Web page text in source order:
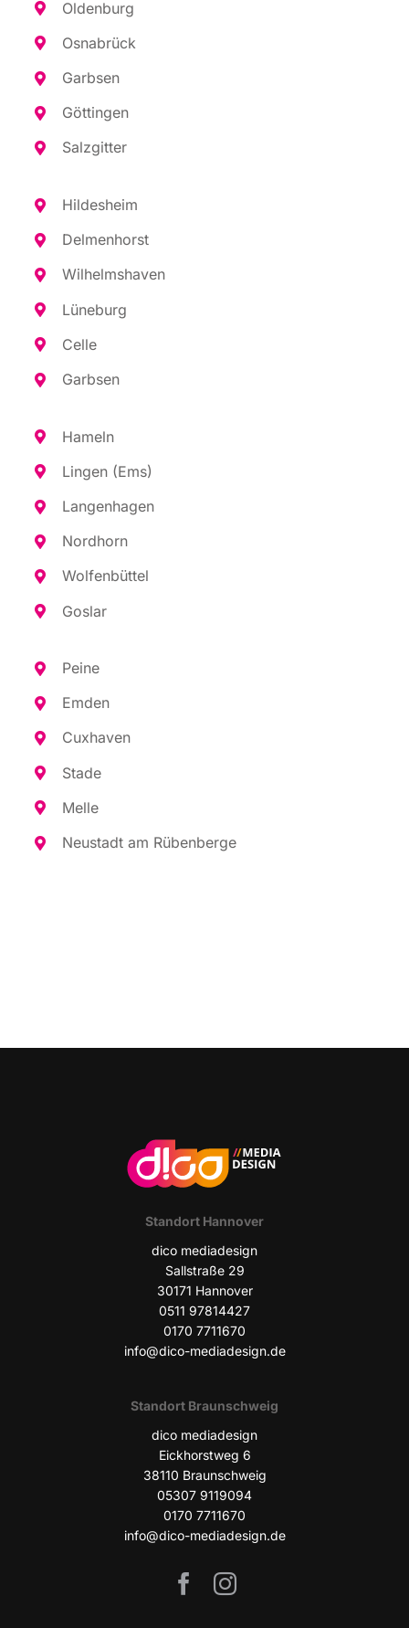
Olden­burg
Osna­brück
Garb­sen
Göt­tin­gen
Salz­git­ter
Hil­des­heim
Del­men­horst
Wil­helms­ha­ven
Lüne­burg
Cel­le
Garb­sen
Hameln
Lin­gen (Ems)
Lan­gen­ha­gen
Nord­horn
Wol­fen­büt­tel
Gos­lar
Pei­ne
Emden
Cux­ha­ven
Sta­de
Mel­le
Neu­stadt am Rübenberge
Stand­ort Hannover
dico media­de­sign
Sall­stra­ße 29
30171 Han­no­ver
0511 97814427
0170 7711670
info@dico-mediadesign.de
Stand­ort Braunschweig
dico media­de­sign
Eick­horst­weg 6
38110 Braun­schweig
05307 9119094
0170 7711670
info@dico-mediadesign.de